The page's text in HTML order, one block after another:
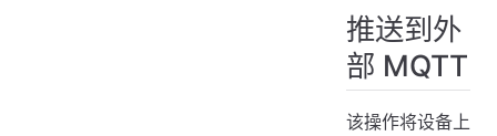
推送到外
部 MQTT
该操作将设备上